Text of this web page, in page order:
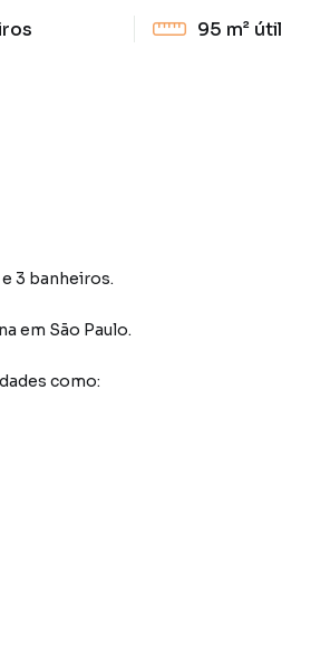
95 m² útil
3 banheiros.
em São Paulo.
como: